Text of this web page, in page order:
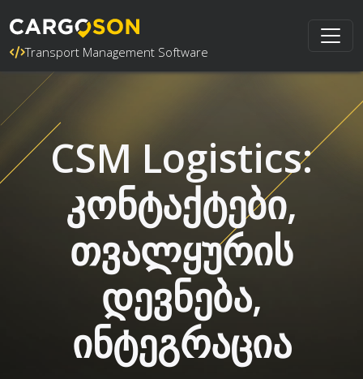
Transport Management Software
CSM Logistics:
კონტაქტები,
თვალყურის
დევნება,
ინტეგრაცია